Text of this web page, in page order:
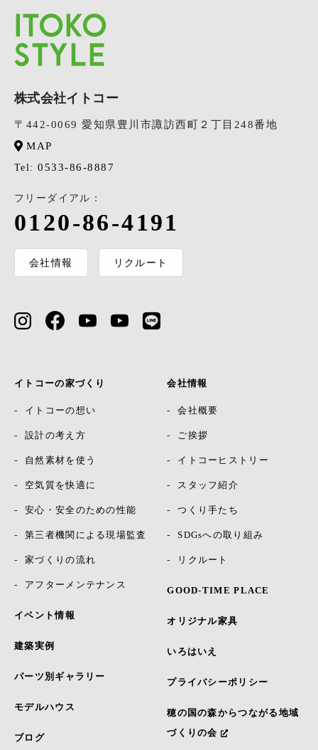
株式会社イトコー
〒442-0069 愛知県豊川市諏訪西町２丁目248番地
MAP
Tel: 0533-86-8887
フリーダイアル：
0120-86-4191
会社情報 リクルート
イトコーの家づくり
イトコーの想い
設計の考え方
自然素材を使う
空気質を快適に
安心・安全のための性能
第三者機関による現場監査
家づくりの流れ
アフターメンテナンス
イベント情報
建築実例
パーツ別ギャラリー
モデルハウス
ブログ
会社情報
会社概要
ご挨拶
イトコーヒストリー
スタッフ紹介
つくり手たち
SDGsへの取り組み
リクルート
GOOD-TIME PLACE
オリジナル家具
いろはいえ
プライバシーポリシー
穂の国の森からつながる地域
づくりの会